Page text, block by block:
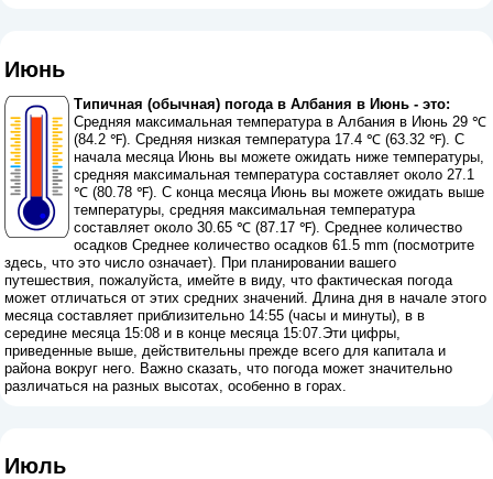
Июнь
Типичная (обычная) погода в Албания в Июнь - это:
Средняя максимальная температура в Албания в Июнь 29 ℃
(84.2 ℉). Средняя низкая температура 17.4 ℃ (63.32 ℉). С
начала месяца Июнь вы можете ожидать ниже температуры,
средняя максимальная температура составляет около 27.1
℃ (80.78 ℉). С конца месяца Июнь вы можете ожидать выше
температуры, средняя максимальная температура
составляет около 30.65 ℃ (87.17 ℉). Среднее количество
осадков Среднее количество осадков 61.5 mm (посмотрите
здесь, что это число означает). При планировании вашего
путешествия, пожалуйста, имейте в виду, что фактическая погода
может отличаться от этих средних значений. Длина дня в начале этого
месяца составляет приблизительно 14:55 (часы и минуты), в в
середине месяца 15:08 и в конце месяца 15:07.Эти цифры,
приведенные выше, действительны прежде всего для капитала и
района вокруг него. Важно сказать, что погода может значительно
различаться на разных высотах, особенно в горах.
Июль